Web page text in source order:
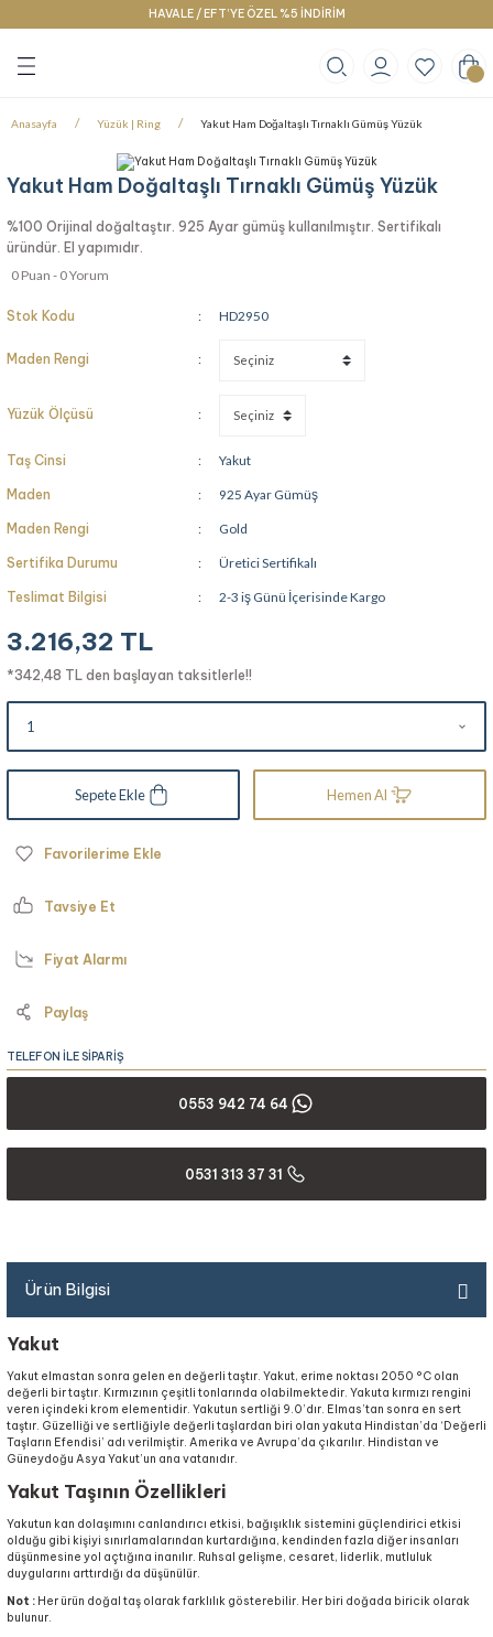
HAVALE / EFT’YE ÖZEL %5 İNDİRİM
Geri Dön
Geri Dön
Geri Dön
Anasayfa Yüzük | Ring Yakut Ham Doğaltaşlı Tırnaklı Gümüş Yüzük
Yakut Ham Doğaltaşlı Tırnaklı Gümüş Yüzük
%100 Orijinal doğaltaştır. 925 Ayar gümüş kullanılmıştır. Sertifikalı
üründür. El yapımıdır.
0 Puan - 0 Yorum
Stok Kodu HD2950
Maden Rengi
Yüzük Ölçüsü
Taş Cinsi Yakut
Maden 925 Ayar Gümüş
Maden Rengi Gold
Sertifika Durumu Üretici Sertifikalı
Teslimat Bilgisi 2-3 iş Günü İçerisinde Kargo
3.216,32 TL
*342,48 TL den başlayan taksitlerle!!
Sepete Ekle Hemen Al
Tavsiye Et
Fiyat Alarmı
Paylaş
TELEFON İLE SİPARİŞ
0553 942 74 64
0531 313 37 31
Ürün Bilgisi
Yakut
Yakut elmastan sonra gelen en değerli taştır. Yakut, erime noktası 2050 °C olan
değerli bir taştır. Kırmızının çeşitli tonlarında olabilmektedir. Yakuta kırmızı rengini
veren içindeki krom elementidir. Yakutun sertliği 9.0’dır. Elmas’tan sonra en sert
taştır. Güzelliği ve sertliğiyle değerli taşlardan biri olan yakuta Hindistan’da ‘Değerli
Taşların Efendisi’ adı verilmiştir. Amerika ve Avrupa’da çıkarılır. Hindistan ve
Güneydoğu Asya Yakut’un ana vatanıdır.
Yakut Taşının Özellikleri
Yakutun kan dolaşımını canlandırıcı etkisi, bağışıklık sistemini güçlendirici etkisi
olduğu gibi kişiyi sınırlamalarından kurtardığına, kendinden fazla diğer insanları
düşünmesine yol açtığına inanılır. Ruhsal gelişme, cesaret, liderlik, mutluluk
duygularını arttırdığı da düşünülür.
Not : Her ürün doğal taş olarak farklılık gösterebilir. Her biri doğada biricik olarak
bulunur.